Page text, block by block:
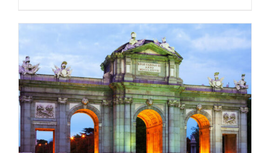
DETALHES